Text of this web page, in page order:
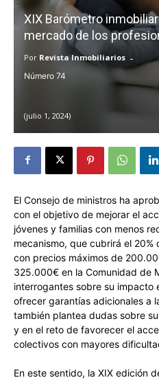
XIX Barómetro
mercado de los
Por Revista Inmobiliarios -
74
julio 1, 2024
El Consejo de ministros ha
con el objetivo de mejorar el
jóvenes y familias con menos
mecanismo, que cubrirá el
con precios máximos de
325.000€ en la Comunidad de
interrogantes sobre su impacto
ofrecer garantías adicionales a
también plantea dudas sobre
y en el reto de favorecer el
colectivos con mayores
En este sentido, la XIX edición